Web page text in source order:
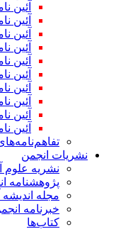
آئین
آئین
آئین
آئین
آئین
آئین‌
آئین
آئین
آئین
آئین
نشریات انجمن
نشریه علوم
پژوهشنامه
مجله اندیشه
خبرنامه انجمن
کتاب‌ها